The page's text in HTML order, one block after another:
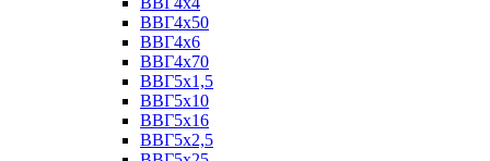
ВВГ4х50
ВВГ4х6
ВВГ4х70
ВВГ5х1,5
ВВГ5х10
ВВГ5х16
ВВГ5х2,5